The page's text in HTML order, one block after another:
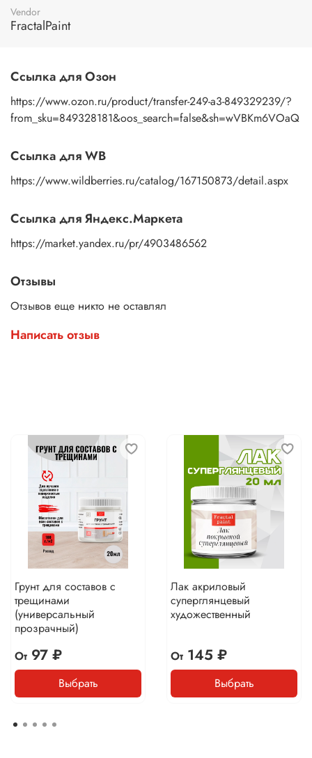
пальцами бумажную основу, сдвигаете ее на себя.
Рисунок остается на изделии. Сразу после нанесения
подойдет акриловый лак на водной основе, матовый,
глянцевый, полуглянцевый.
Vendor
FractalPaint
Ссылка для Озон
https://www.ozon.ru/product/transfer-249-a3-849329239/?
from_sku=849328181&oos_search=false&sh=wVBKm6VOaQ
Ссылка для WB
https://www.wildberries.ru/catalog/167150873/detail.aspx
Ссылка для Яндекс.Маркета
https://market.yandex.ru/pr/4903486562
Отзывы
Отзывов еще никто не оставлял
Написать отзыв
Грунт для составов с
трещинами
(универсальный
прозрачный)
От97 ₽
Выбрать
Лак акриловый
суперглянцевый
художественный
От145 ₽
Выбрать